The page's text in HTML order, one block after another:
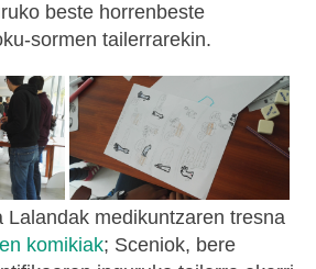
beste horrenbeste
sormen tailerrarekin.
Lalandak medikuntzaren tresna
komikiak; Sceniok, bere